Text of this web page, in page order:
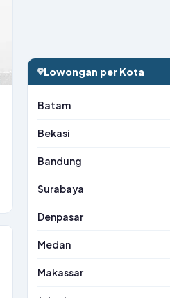
Lowongan per Kota
Batam
Bekasi
Bandung
Surabaya
Denpasar
Medan
Makassar